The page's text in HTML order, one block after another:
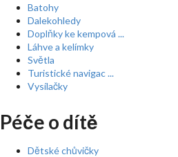
Batohy
Dalekohledy
Doplňky ke kempová ...
Láhve a kelímky
Světla
Turistické navigac ...
Vysílačky
Péče o dítě
Dětské chůvičky